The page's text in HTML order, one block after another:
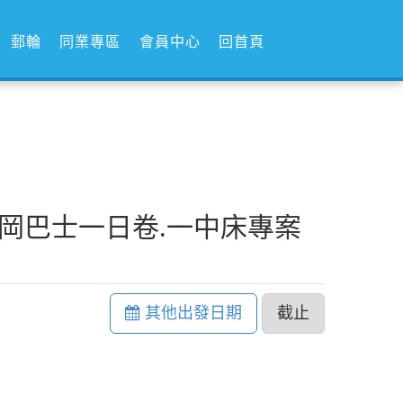
郵輪 同業專區 會員中心 回首頁
巴士一日卷.一中床專案
其他出發日期 截止